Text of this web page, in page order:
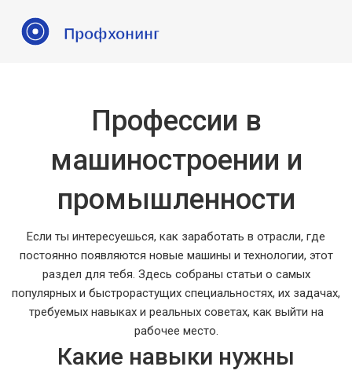
Профессии в
машиностроении и
промышленности
Если ты интересуешься, как заработать в отрасли, где
постоянно появляются новые машины и технологии, этот
раздел для тебя. Здесь собраны статьи о самых
популярных и быстрорастущих специальностях, их задачах,
требуемых навыках и реальных советах, как выйти на
рабочее место.
Какие навыки нужны